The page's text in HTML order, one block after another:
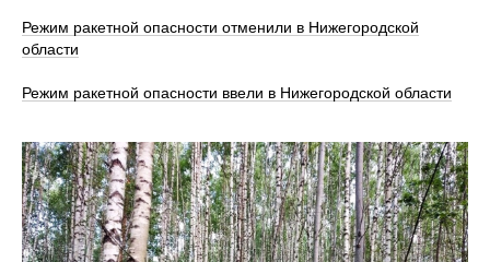
Режим ракетной опасности отменили в Нижегородской
области
Режим ракетной опасности ввели в Нижегородской области